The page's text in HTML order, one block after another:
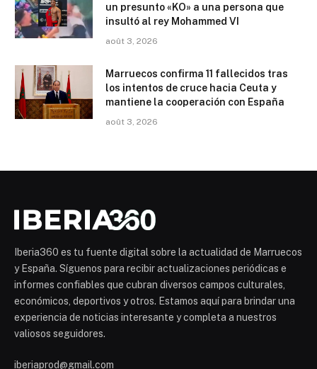
un presunto «KO» a una persona que
insultó al rey Mohammed VI
août 3, 2026
Marruecos confirma 11 fallecidos tras
los intentos de cruce hacia Ceuta y
mantiene la cooperación con España
août 3, 2026
Iberia360 es tu fuente digital sobre la actualidad de Marruecos
y España. Síguenos para recibir actualizaciones periódicas e
informes confiables que cubran diversos campos culturales,
económicos, deportivos y otros. Estamos aquí para brindar una
experiencia de noticias interesante y completa a nuestros
valiosos seguidores.
iberiaprod@gmail.com